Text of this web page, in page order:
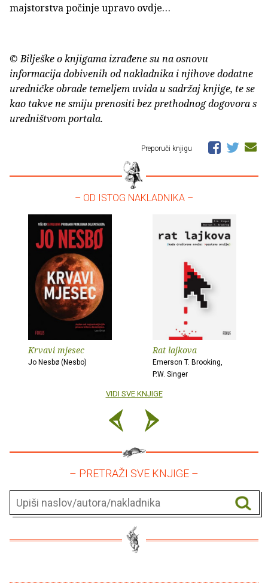
majstorstva počinje upravo ovdje…
© Bilješke o knjigama izrađene su na osnovu
informacija dobivenih od nakladnika i njihove dodatne
uredničke obrade temeljem uvida u sadržaj knjige, te se
kao takve ne smiju prenositi bez prethodnog dogovora s
uredništvom portala.
Preporuči knjigu
– OD ISTOG NAKLADNIKA –
Krvavi mjesec
Jo Nesbø (Nesbo)
Rat lajkova
Emerson T. Brooking,
P.W. Singer
VIDI SVE KNJIGE
– PRETRAŽI SVE KNJIGE –